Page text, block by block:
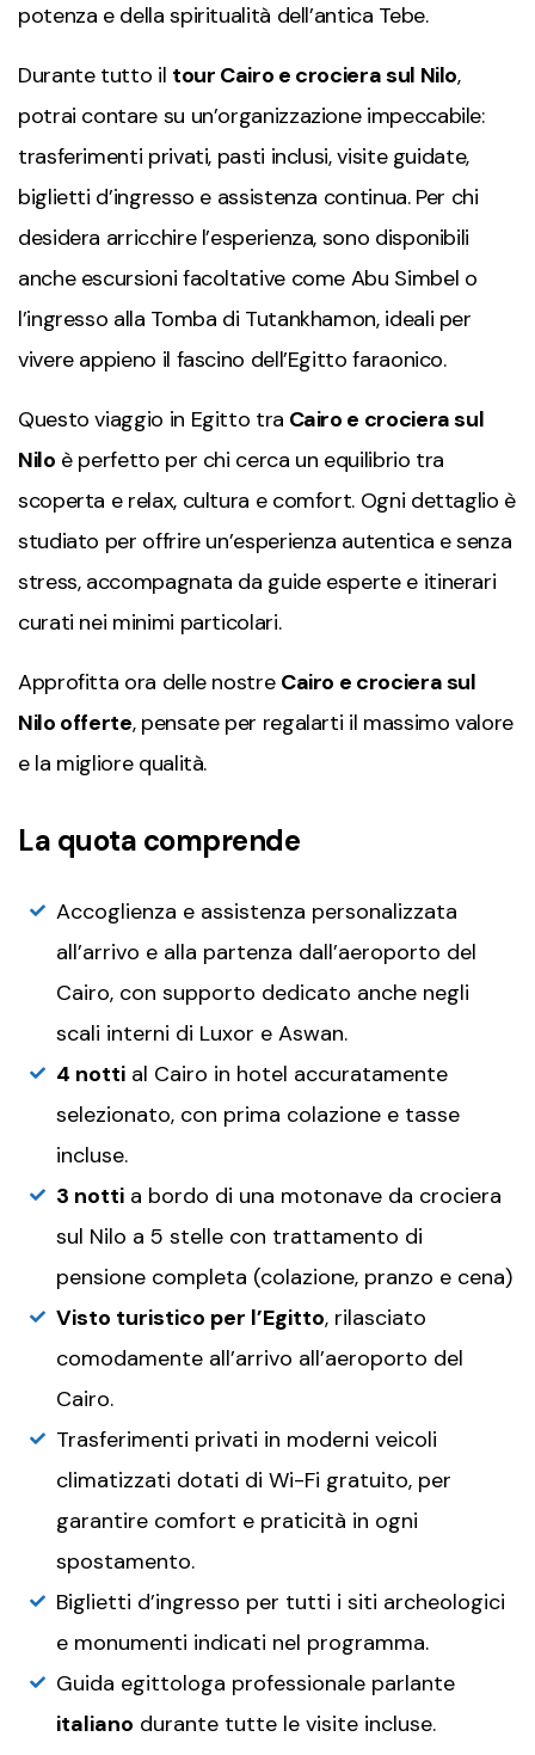
potenza e della spiritualità dell’antica Tebe.
Durante tutto il tour Cairo e crociera sul Nilo,
potrai contare su un’organizzazione impeccabile:
trasferimenti privati, pasti inclusi, visite guidate,
biglietti d’ingresso e assistenza continua. Per chi
desidera arricchire l’esperienza, sono disponibili
anche escursioni facoltative come Abu Simbel o
l’ingresso alla Tomba di Tutankhamon, ideali per
vivere appieno il fascino dell’Egitto faraonico.
Questo viaggio in Egitto tra Cairo e crociera sul
Nilo è perfetto per chi cerca un equilibrio tra
scoperta e relax, cultura e comfort. Ogni dettaglio è
studiato per offrire un’esperienza autentica e senza
stress, accompagnata da guide esperte e itinerari
curati nei minimi particolari.
Approfitta ora delle nostre Cairo e crociera sul
Nilo offerte, pensate per regalarti il massimo valore
e la migliore qualità.
La quota comprende
Accoglienza e assistenza personalizzata
all’arrivo e alla partenza dall’aeroporto del
Cairo, con supporto dedicato anche negli
scali interni di Luxor e Aswan.
4 notti al Cairo in hotel accuratamente
selezionato, con prima colazione e tasse
incluse.
3 notti a bordo di una motonave da crociera
sul Nilo a 5 stelle con trattamento di
pensione completa (colazione, pranzo e cena)
Visto turistico per l’Egitto, rilasciato
comodamente all’arrivo all’aeroporto del
Cairo.
Trasferimenti privati in moderni veicoli
climatizzati dotati di Wi-Fi gratuito, per
garantire comfort e praticità in ogni
spostamento.
Biglietti d’ingresso per tutti i siti archeologici
e monumenti indicati nel programma.
Guida egittologa professionale parlante
italiano durante tutte le visite incluse.